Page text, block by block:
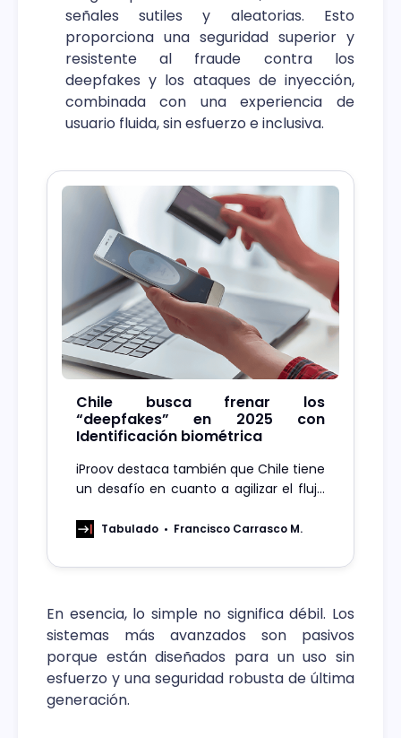
señales sutiles y aleatorias. Esto
proporciona una seguridad superior y
resistente al fraude contra los
deepfakes y los ataques de inyección,
combinada con una experiencia de
usuario fluida, sin esfuerzo e inclusiva.
Chile busca frenar los
“deepfakes” en 2025 con
Identificación biométrica
iProov destaca también que Chile tiene
un desafío en cuanto a agilizar el flujo
con la ayuda de esta tecnología.
Tabulado Francisco Carrasco M.
En esencia, lo simple no significa débil. Los
sistemas más avanzados son pasivos
porque están diseñados para un uso sin
esfuerzo y una seguridad robusta de última
generación.